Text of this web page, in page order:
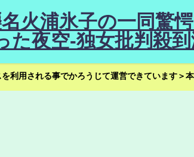
火浦氷子の一同驚
た夜空-独女批判殺
利用される事でかろうじて運営できています＞